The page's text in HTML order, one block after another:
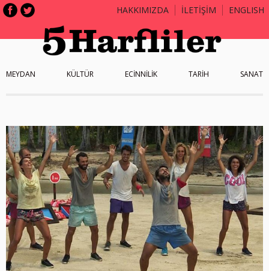
HAKKIMIZDA İLETİŞİM ENGLISH
MEYDAN KÜLTÜR ECİNNİLİK TARİH SANAT